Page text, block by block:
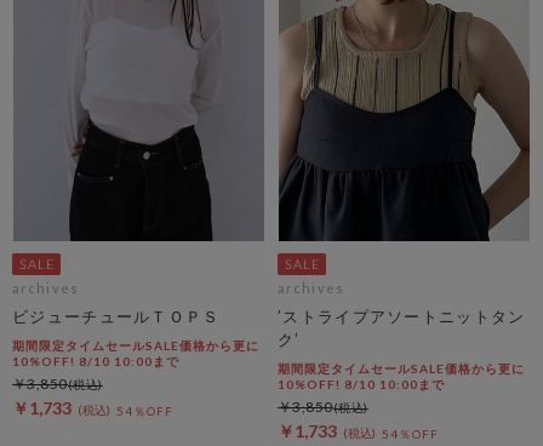
archives
ビジューチュールＴＯＰＳ
期間限定タイムセールSALE価格から更に
10%OFF! 8/10 10:00まで
￥1,733 54％OFF
￥3,850
archives
’ストライプアソートニットタン
ク’
期間限定タイムセールSALE価格から更に
10%OFF! 8/10 10:00まで
￥1,733 54％OFF
￥3,850